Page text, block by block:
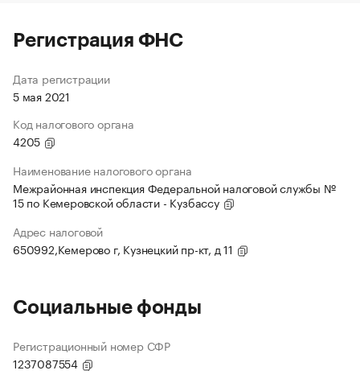
Регистрация ФНС
Дата регистрации
5 мая 2021
Код налогового органа
4205
Наименование налогового органа
Межрайонная инспекция Федеральной налоговой службы №
15 по Кемеровской области - Кузбассу
Адрес налоговой
650992,Кемерово г, Кузнецкий пр-кт, д 11
Социальные фонды
Регистрационный номер СФР
1237087554